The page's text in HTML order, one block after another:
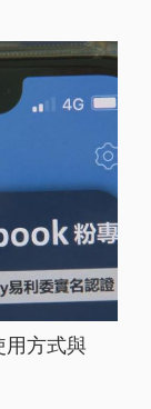
用方式與